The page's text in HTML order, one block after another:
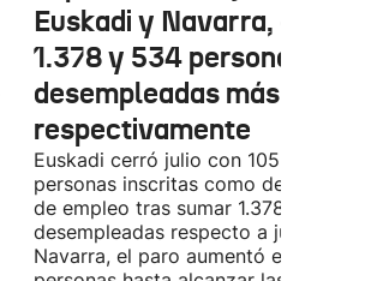
Euskadi y Navarra, con
1.378 y 534 personas
desempleadas más,
respectivamente
Euskadi cerró julio con 105.590
personas inscritas como
de empleo tras sumar 1.378 personas
desempleadas respecto a junio. En
Navarra, el paro aumentó en 534